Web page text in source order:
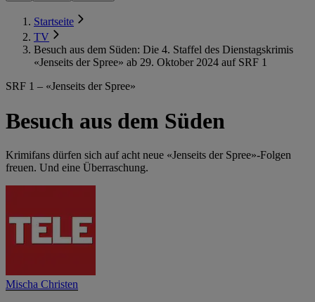
Startseite
TV
Besuch aus dem Süden: Die 4. Staffel des Dienstagskrimis
«Jenseits der Spree» ab 29. Oktober 2024 auf SRF 1
SRF 1 – «Jenseits der Spree»
Besuch aus dem Süden
Krimifans dürfen sich auf acht neue «Jenseits der Spree»-Folgen
freuen. Und eine Überraschung.
Mischa Christen